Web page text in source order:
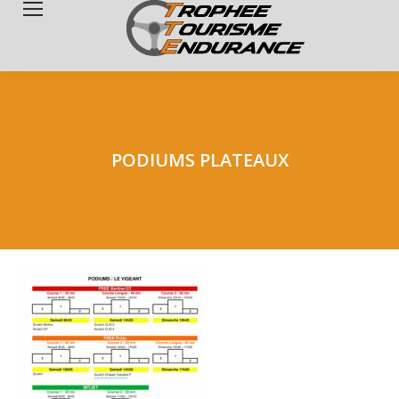
PODIUMS PLATEAUX